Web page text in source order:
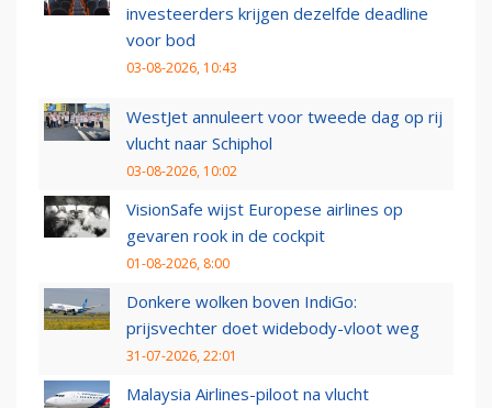
investeerders krijgen dezelfde deadline
voor bod
03-08-2026, 10:43
WestJet annuleert voor tweede dag op rij
vlucht naar Schiphol
03-08-2026, 10:02
VisionSafe wijst Europese airlines op
gevaren rook in de cockpit
01-08-2026, 8:00
Donkere wolken boven IndiGo:
prijsvechter doet widebody-vloot weg
31-07-2026, 22:01
Malaysia Airlines-piloot na vlucht